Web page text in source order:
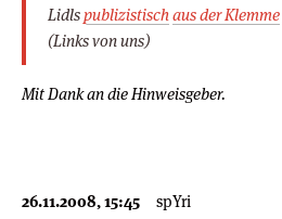
Lidlspublizistischaus der Klemme
(Links von uns)
Mit Dank an die Hinweisgeber.
26.11.2008, 15:45 spYri